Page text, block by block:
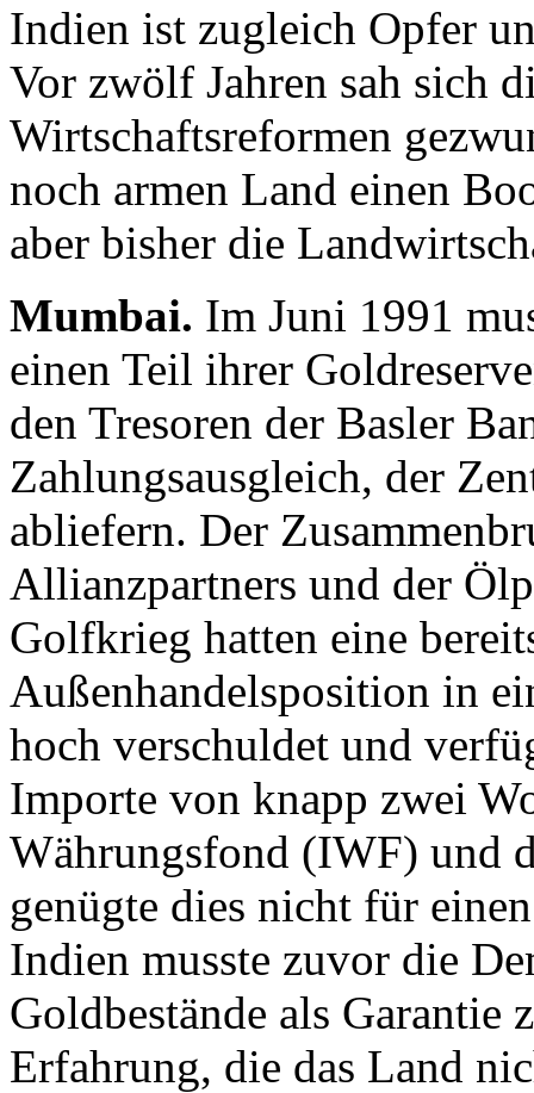
Indien ist zugleich Opfer
Vor zwölf Jahren sah sich
Wirtschaftsreformen
noch armen Land einen
aber bisher die
Mumbai. Im Juni 1991
einen Teil ihrer
den Tresoren der Basler
Zahlungsausgleich, der
abliefern. Der
Allianzpartners und der
Golfkrieg hatten eine
Außenhandelsposition in
hoch verschuldet und
Importe von knapp zwei
Währungsfond (IWF) und
genügte dies nicht für
Indien musste zuvor die
Goldbestände als Garantie
Erfahrung, die das Land